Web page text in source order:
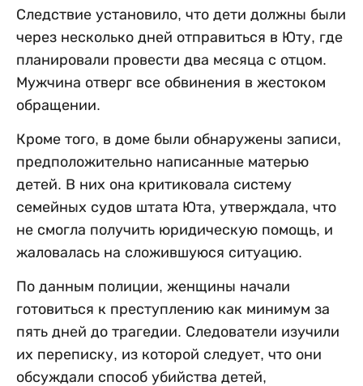
Следствие установило, что дети должны были
через несколько дней отправиться в Юту, где
планировали провести два месяца с отцом.
Мужчина отверг все обвинения в жестоком
обращении.
Кроме того, в доме были обнаружены записи,
предположительно написанные матерью
детей. В них она критиковала систему
семейных судов штата Юта, утверждала, что
не смогла получить юридическую помощь, и
жаловалась на сложившуюся ситуацию.
По данным полиции, женщины начали
готовиться к преступлению как минимум за
пять дней до трагедии. Следователи изучили
их переписку, из которой следует, что они
обсуждали способ убийства детей,